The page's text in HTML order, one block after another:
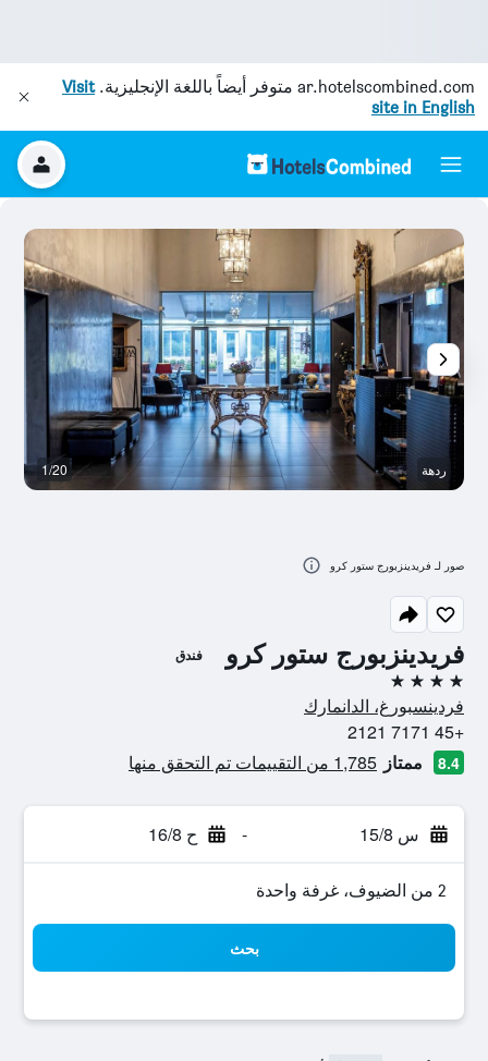
ar.hotelscombined.com متوفر أيضاً باللغة الإنجليزية.Visit
site in English
فريدينزبورج ستور كرو فندق
4 نجوم
فردينسبورغ، الدانمارك
+45 7171 2121
8.4 ممتاز 1,785 من التقييمات تم التحقق منها
س 15/8 - ح 16/8
2 من الضيوف، غرفة واحدة
بحث
ردهة 1/20
صور لـ فريدينزبورج ستور كرو